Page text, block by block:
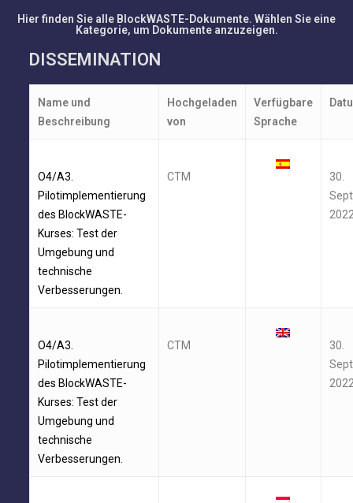
Hier finden Sie alle BlockWASTE-Dokumente. Wählen Sie eine
Kategorie, um Dokumente anzuzeigen.
DISSEMINATION
Name und
Beschreibung
Hochgeladen
von
Verfügbare
Sprache
O4/A3.
Pilotimplementierung
des BlockWASTE-
Kurses: Test der
Umgebung und
technische
Verbesserungen.
CTM
30.
O4/A3.
Pilotimplementierung
des BlockWASTE-
Kurses: Test der
Umgebung und
technische
Verbesserungen.
CTM
30.